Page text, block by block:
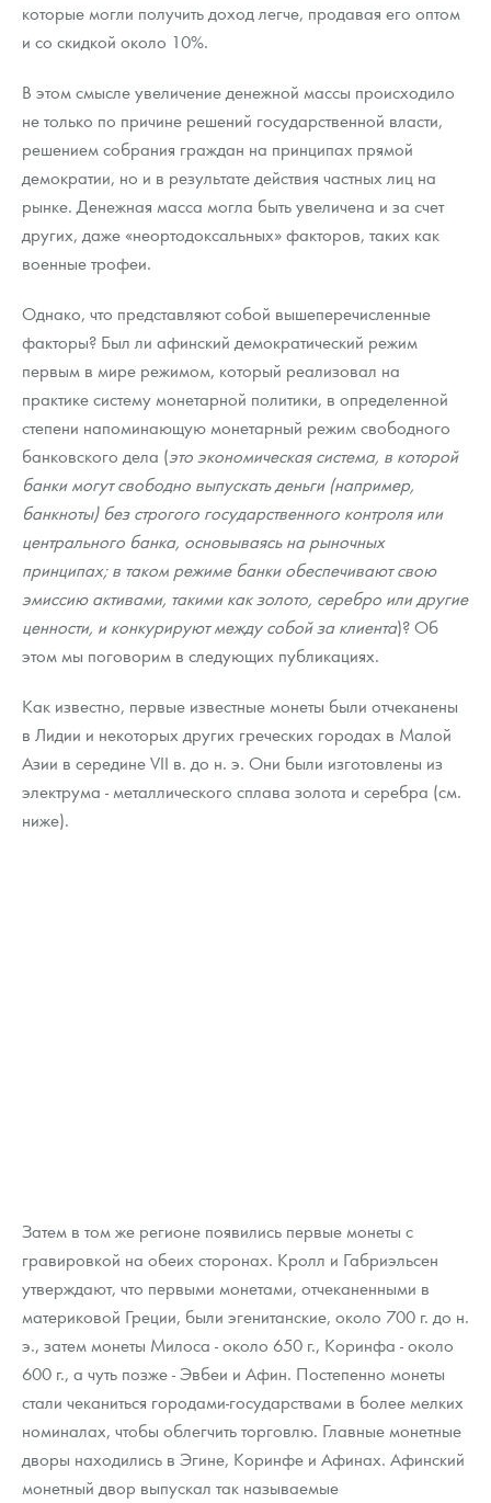
которые могли получить доход легче, продавая его оптом
и со скидкой около 10%.
В этом смысле увеличение денежной массы происходило
не только по причине решений государственной власти,
решением собрания граждан на принципах прямой
демократии, но и в результате действия частных лиц на
рынке. Денежная масса могла быть увеличена и за счет
других, даже «неортодоксальных» факторов, таких как
военные трофеи.
Однако, что представляют собой вышеперечисленные
факторы? Был ли афинский демократический режим
первым в мире режимом, который реализовал на
практике систему монетарной политики, в определенной
степени напоминающую монетарный режим свободного
банковского дела (это экономическая система, в которой
банки могут свободно выпускать деньги (например,
банкноты) без строгого государственного контроля или
центрального банка, основываясь на рыночных
принципах; в таком режиме банки обеспечивают свою
эмиссию активами, такими как золото, серебро или другие
ценности, и конкурируют между собой за клиента)? Об
этом мы поговорим в следующих публикациях.
Как известно, первые известные монеты были отчеканены
в Лидии и некоторых других греческих городах в Малой
Азии в середине VII в. до н. э. Они были изготовлены из
электрума - металлического сплава золота и серебра (см.
ниже).
Затем в том же регионе появились первые монеты с
гравировкой на обеих сторонах. Кролл и Габриэльсен
утверждают, что первыми монетами, отчеканенными в
материковой Греции, были эгенитанские, около 700 г. до н.
э., затем монеты Милоса - около 650 г., Коринфа - около
600 г., а чуть позже - Эвбеи и Афин. Постепенно монеты
стали чеканиться городами-государствами в более мелких
номиналах, чтобы облегчить торговлю. Главные монетные
дворы находились в Эгине, Коринфе и Афинах. Афинский
монетный двор выпускал так называемые